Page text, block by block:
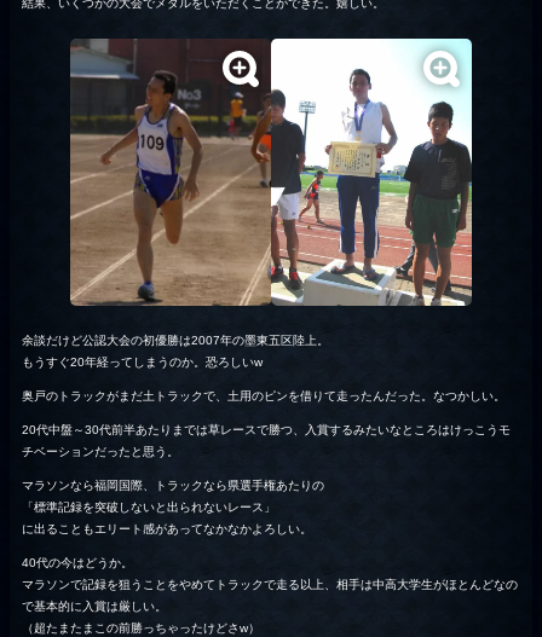
結果、いくつかの大会でメダルをいただくことができた。嬉しい。
余談だけど公認大会の初優勝は2007年の墨東五区陸上。
もうすぐ20年経ってしまうのか。恐ろしいw
奥戸のトラックがまだ土トラックで、土用のピンを借りて走ったんだった。なつかしい。
20代中盤～30代前半あたりまでは草レースで勝つ、入賞するみたいなところはけっこうモ
チベーションだったと思う。
マラソンなら福岡国際、トラックなら県選手権あたりの
「標準記録を突破しないと出られないレース」
に出ることもエリート感があってなかなかよろしい。
40代の今はどうか。
マラソンで記録を狙うことをやめてトラックで走る以上、相手は中高大学生がほとんどなの
で基本的に入賞は厳しい。
（超たまたまこの前勝っちゃったけどさw）